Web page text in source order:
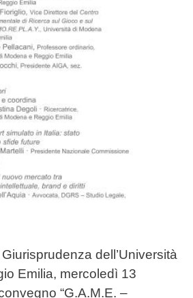
dell’Università
Emilia, mercoledì 13
“G.A.M.E. –